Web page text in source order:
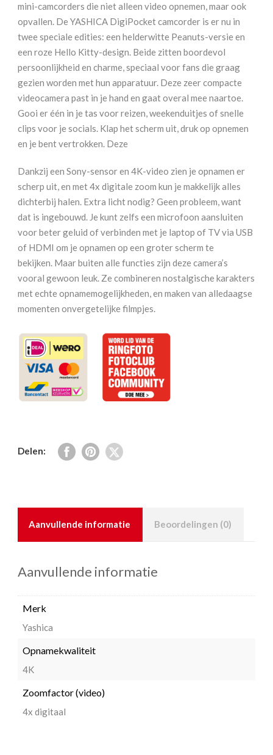
White
aantal
mini-camcorders die niet alleen video opnemen, maar ook
opvallen. De YASHICA DigiPocket camcorder is er nu in
twee speciale edities: een helderwitte Peanuts-versie en
een roze Hello Kitty-design. Beide zitten boordevol
persoonlijkheid en charme, speciaal voor fans die graag
gezien worden met hun apparatuur. Deze zeer compacte
videocamera past in je hand en gaat overal mee naartoe.
Gooi er één in je tas voor reizen, weekenduitjes of snelle
clips voor je socials. Klap het scherm uit, druk op opnemen
en je bent vertrokken. Deze
Dankzij een Sony-sensor en 4K-video zien je opnamen er
scherp uit, en met 4x digitale zoom kun je makkelijk alles
dichterbij halen. Extra licht nodig? Geen probleem, want
dat is ingebouwd. Je kunt zelfs een microfoon aansluiten
voor beter geluid of verbinden met je laptop of TV via USB
of HDMI om je opnamen op een groter scherm te
bekijken. Maar buiten alle functies zijn deze camera’s
vooral gewoon leuk. Ze combineren nostalgische karakters
met echte opnamemogelijkheden, en maken van alledaagse
momenten onvergetelijke filmpjes.
Delen:
Aanvullende informatie Beoordelingen (0)
Aanvullende informatie
Merk
Yashica
Opnamekwaliteit
4K
Zoomfactor (video)
4x digitaal